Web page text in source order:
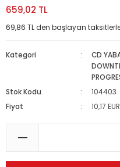
659,02 TL
69,86 TL den başlayan
Kategori CD
Stok Kodu
104403
Fiyat
10,17